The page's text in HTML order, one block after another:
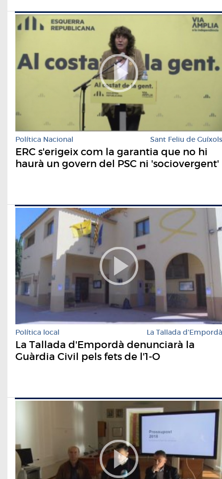
Política Nacional Sant Feliu de Guíxols
ERC s'erigeix com la garantia que no hi
haurà un govern del PSC ni 'sociovergent'
Política local La Tallada d'Empordà
La Tallada d'Empordà denunciarà la
Guàrdia Civil pels fets de l'1-O